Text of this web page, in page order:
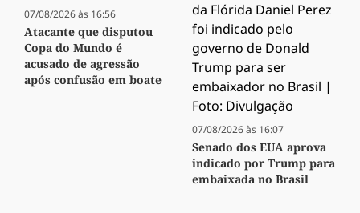
07/08/2026 às 16:56
Atacante que disputou
Copa do Mundo é
acusado de agressão
após confusão em boate
07/08/2026 às 16:07
Senado dos EUA aprova
indicado por Trump para
embaixada no Brasil